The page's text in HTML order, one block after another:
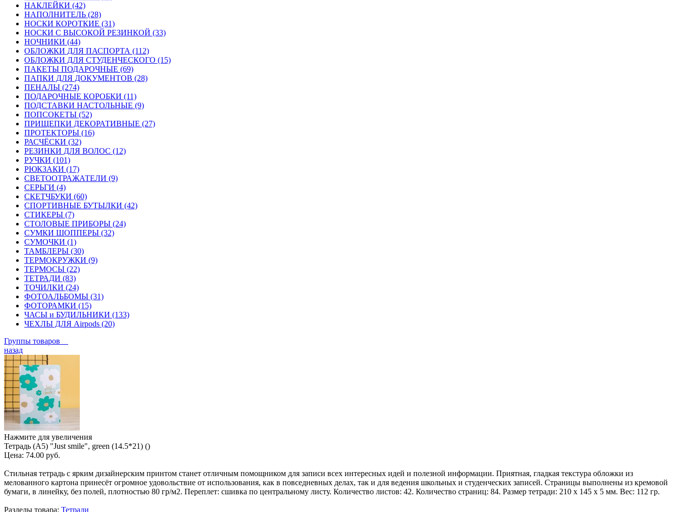
НАКЛЕЙКИ (42)
НАПОЛНИТЕЛЬ (28)
НОСКИ КОРОТКИЕ (31)
НОСКИ С ВЫСОКОЙ РЕЗИНКОЙ (33)
НОЧНИКИ (44)
ОБЛОЖКИ ДЛЯ ПАСПОРТА (112)
ОБЛОЖКИ ДЛЯ СТУДЕНЧЕСКОГО (15)
ПАКЕТЫ ПОДАРОЧНЫЕ (69)
ПАПКИ ДЛЯ ДОКУМЕНТОВ (28)
ПЕНАЛЫ (274)
ПОДАРОЧНЫЕ КОРОБКИ (11)
ПОДСТАВКИ НАСТОЛЬНЫЕ (9)
ПОПСОКЕТЫ (52)
ПРИЩЕПКИ ДЕКОРАТИВНЫЕ (27)
ПРОТЕКТОРЫ (16)
РАСЧЁСКИ (32)
РЕЗИНКИ ДЛЯ ВОЛОС (12)
РУЧКИ (101)
РЮКЗАКИ (17)
СВЕТООТРАЖАТЕЛИ (9)
СЕРЬГИ (4)
СКЕТЧБУКИ (60)
СПОРТИВНЫЕ БУТЫЛКИ (42)
СТИКЕРЫ (7)
СТОЛОВЫЕ ПРИБОРЫ (24)
СУМКИ ШОППЕРЫ (32)
СУМОЧКИ (1)
ТАМБЛЕРЫ (30)
ТЕРМОКРУЖКИ (9)
ТЕРМОСЫ (22)
ТЕТРАДИ (83)
ТОЧИЛКИ (24)
ФОТОАЛЬБОМЫ (31)
ФОТОРАМКИ (15)
ЧАСЫ и БУДИЛЬНИКИ (133)
ЧЕХЛЫ ДЛЯ Airpods (20)
Группы товаров
назад
Нажмите для увеличения
Тетрадь (A5) "Just smile", green (14.5*21) ()
Цена: 74.00 руб.
Стильная тетрадь с ярким дизайнерским принтом станет отличным помощником для записи всех интересных идей и полезной информации. Приятная, гладкая текстура обложки из
мелованного картона принесёт огромное удовольствие от использования, как в повседневных делах, так и для ведения школьных и студенческих записей. Страницы выполнены из кремовой
бумаги, в линейку, без полей, плотностью 80 гр/м2. Переплет: сшивка по центральному листу. Количество листов: 42. Количество страниц: 84. Размер тетради: 210 х 145 х 5 мм. Вес: 112 гр.
Разделы товара: Тетради